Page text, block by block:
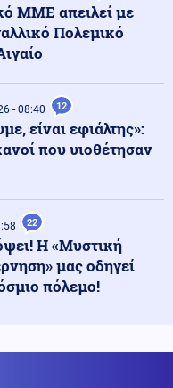
αύριο για
ρωσικός στραγγαλισμός
Ελλάδα
ανακοινώνει οικονομικό
έγγραφο του ΝΑΤΟ
ΜΜΕ απειλεί με
Πολεμικό
- 08:40 12
είναι εφιάλτης»:
που υιοθέτησαν
22
Η «Μυστική
μας οδηγεί
πόλεμο!